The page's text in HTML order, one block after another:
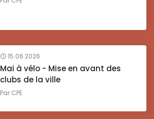
15.06.2026
Mai à vélo - Mise en avant des
clubs de la ville
Par CPE